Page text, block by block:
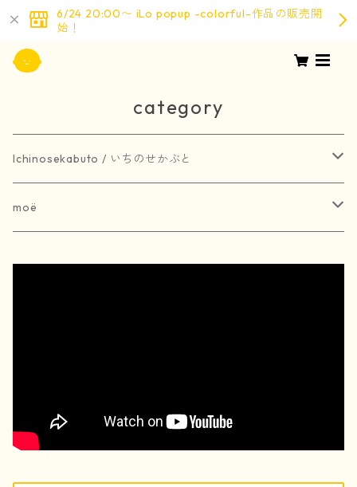
6/24 20:00〜 iLo popup -colorful-作品の販売開
始！
category
Ichinosekabuto / いちのせかぶと
painting / 絵画
moë
pochette / ポシェット